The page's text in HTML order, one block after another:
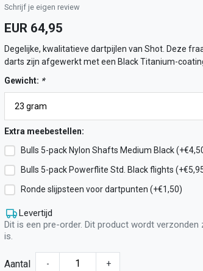
Schrijf je eigen review
EUR 64,95
Degelijke, kwalitatieve dartpijlen van Shot. Deze
darts zijn afgewerkt met een Black Titanium-
Gewicht: *
Extra meebestellen:
Bulls 5-pack Nylon Shafts Medium Black
Bulls 5-pack Powerflite Std. Black flights
Ronde slijpsteen voor dartpunten (+€1,50)
Levertijd
Dit is een pre-order. Dit product wordt verzonden
is.
Aantal - +